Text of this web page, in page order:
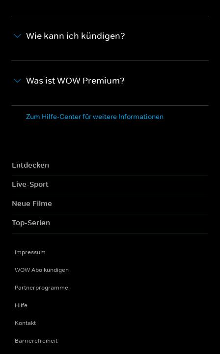
Wie kann ich kündigen?
Was ist WOW Premium?
Zum Hilfe-Center für weitere Informationen
Entdecken
Live-Sport
Neue Filme
Top-Serien
Impressum
WOW Abo kündigen
Partnerprogramme
Hilfe
Kontakt
Barrierefreiheit